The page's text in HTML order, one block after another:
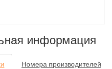
информация
Номера производителей